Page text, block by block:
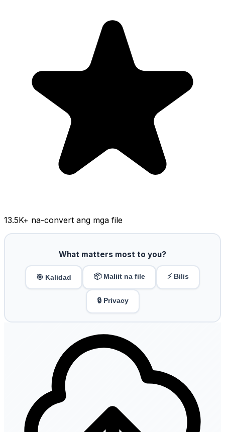
13.5K+ na-convert ang mga file
What matters most to you?
🎯 Kalidad 📦 Maliit na file ⚡ Bilis
🔒 Privacy